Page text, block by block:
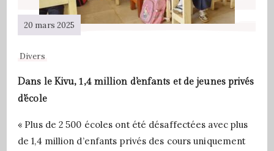
20 mars 2025
Divers
Dans le Kivu, 1,4 million d’enfants et de jeunes privés
d’école
« Plus de 2 500 écoles ont été désaffectées avec plus
de 1,4 million d’enfants privés des cours uniquement